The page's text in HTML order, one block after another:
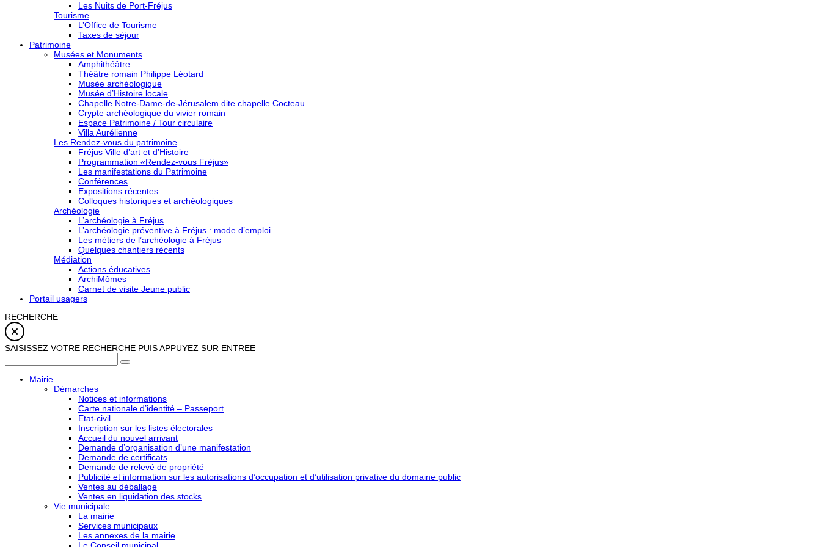
Les Nuits de Port-Fréjus
Tourisme
L’Office de Tourisme
Taxes de séjour
Patrimoine
Musées et Monuments
Amphithéâtre
Théâtre romain Philippe Léotard
Musée archéologique
Musée d’Histoire locale
Chapelle Notre-Dame-de-Jérusalem dite chapelle Cocteau
Crypte archéologique du vivier romain
Espace Patrimoine / Tour circulaire
Villa Aurélienne
Les Rendez-vous du patrimoine
Fréjus Ville d’art et d’Histoire
Programmation «Rendez-vous Fréjus»
Les manifestations du Patrimoine
Conférences
Expositions récentes
Colloques historiques et archéologiques
Archéologie
L’archéologie à Fréjus
L’archéologie préventive à Fréjus : mode d’emploi
Les métiers de l’archéologie à Fréjus
Quelques chantiers récents
Médiation
Actions éducatives
ArchiMômes
Carnet de visite Jeune public
Portail usagers
RECHERCHE
SAISISSEZ VOTRE RECHERCHE PUIS APPUYEZ SUR ENTREE
Mairie
Démarches
Notices et informations
Carte nationale d’identité – Passeport
Etat-civil
Inscription sur les listes électorales
Accueil du nouvel arrivant
Demande d’organisation d’une manifestation
Demande de certificats
Demande de relevé de propriété
Publicité et information sur les autorisations d’occupation et d’utilisation privative du domaine public
Ventes au déballage
Ventes en liquidation des stocks
Vie municipale
La mairie
Services municipaux
Les annexes de la mairie